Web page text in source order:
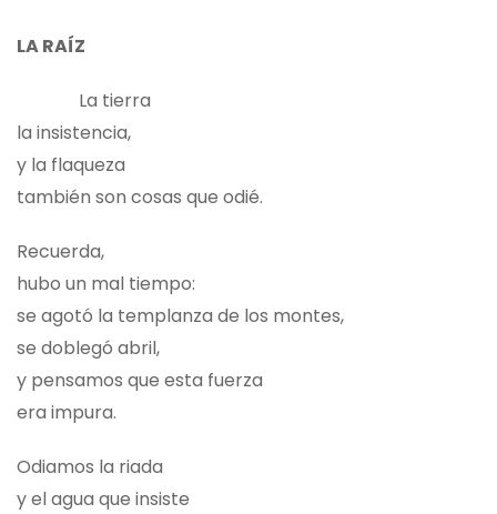
LA RAÍZ
La tierra
la insistencia,
y la flaqueza
también son cosas que odié.
Recuerda,
hubo un mal tiempo:
se agotó la templanza de los montes,
se doblegó abril,
y pensamos que esta fuerza
era impura.
Odiamos la riada
y el agua que insiste